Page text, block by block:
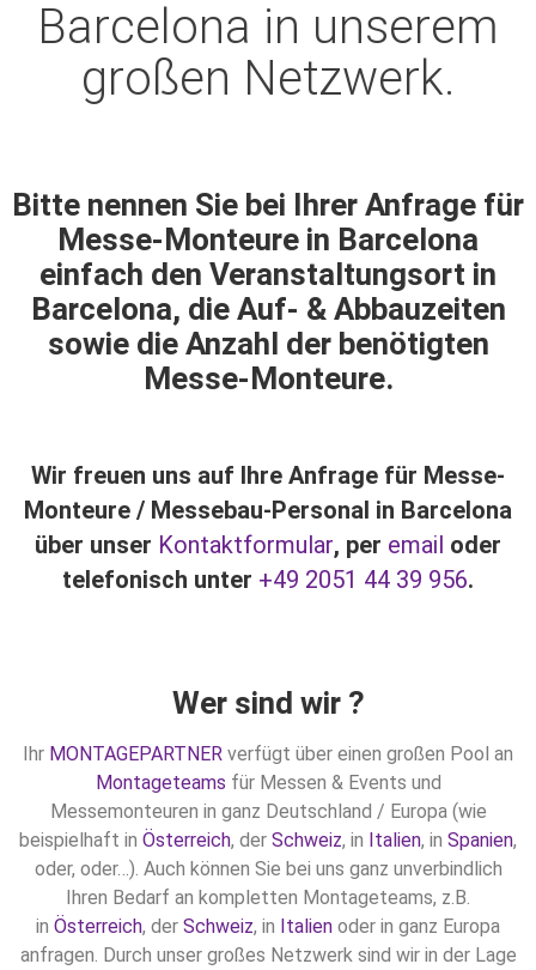
Barcelona in unserem
großen Netzwerk.
Bitte nennen Sie bei Ihrer Anfrage für
Messe-Monteure in Barcelona
einfach den Veranstaltungsort in
Barcelona, die Auf- & Abbauzeiten
sowie die Anzahl der benötigten
Messe-Monteure.
Wir freuen uns auf Ihre Anfrage für Messe-
Monteure / Messebau-Personal in Barcelona
über unser Kontaktformular, per email oder
telefonisch unter +49 2051 44 39 956.
Wer sind wir ?
Ihr MONTAGEPARTNER verfügt über einen großen Pool an
Montageteams für Messen & Events und
Messemonteuren in ganz Deutschland / Europa (wie
beispielhaft in Österreich, der Schweiz, in Italien, in Spanien,
oder, oder…). Auch können Sie bei uns ganz unverbindlich
Ihren Bedarf an kompletten Montageteams, z.B.
in Österreich, der Schweiz, in Italien oder in ganz Europa
anfragen. Durch unser großes Netzwerk sind wir in der Lage